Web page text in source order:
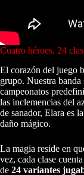
Cuatro héroes, 24
El corazón del juego
grupo. Nuestra banda
campeonatos
las inclemencias del
de sanador, Elara es
daño mágico.
La magia reside en
vez, cada clase
de 24 variantes